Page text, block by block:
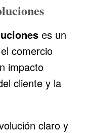
es un
comercio
impacto
cliente y la
claro y